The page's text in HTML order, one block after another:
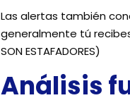
Las alertas también
generalmente tú
SON ESTAFADORES)
Análisis